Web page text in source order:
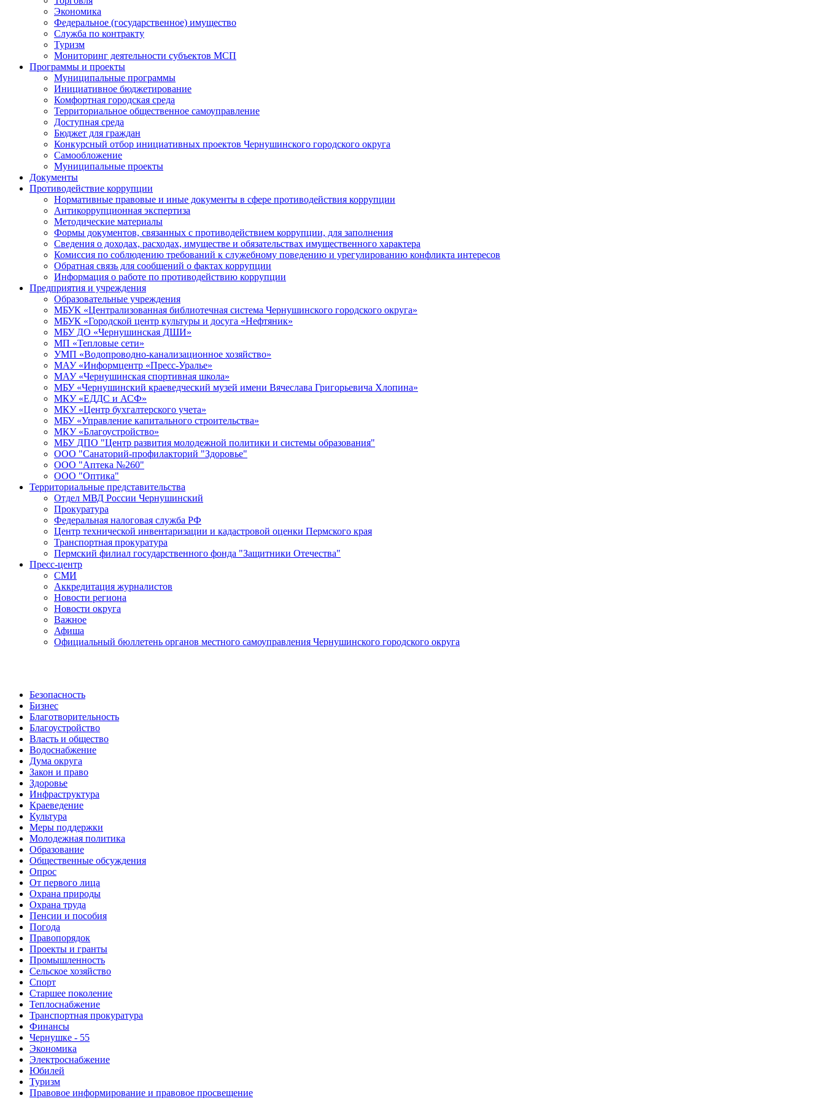
Экономика
Федеральное (государственное) имущество
Служба по контракту
Туризм
Мониторинг деятельности субъектов МСП
Программы и проекты
Муниципальные программы
Инициативное бюджетирование
Комфортная городская среда
Территориальное общественное самоуправление
Доступная среда
Бюджет для граждан
Конкурсный отбор инициативных проектов Чернушинского городского округа
Самообложение
Муниципальные проекты
Документы
Противодействие коррупции
Нормативные правовые и иные документы в сфере противодействия коррупции
Антикоррупционная экспертиза
Методические материалы
Формы документов, связанных с противодействием коррупции, для заполнения
Сведения о доходах, расходах, имуществе и обязательствах имущественного характера
Комиссия по соблюдению требований к служебному поведению и урегулированию конфликта интересов
Обратная связь для сообщений о фактах коррупции
Информация о работе по противодействию коррупции
Предприятия и учреждения
Образовательные учреждения
МБУК «Централизованная библиотечная система Чернушинского городского округа»
МБУК «Городской центр культуры и досуга «Нефтяник»
МБУ ДО «Чернушинская ДШИ»
МП «Тепловые сети»
УМП «Водопроводно-канализационное хозяйство»
МАУ «Информцентр «Пресс-Уралье»
МАУ «Чернушинская спортивная школа»
МБУ «Чернушинский краеведческий музей имени Вячеслава Григорьевича Хлопина»
МКУ «ЕДДС и АСФ»
МКУ «Центр бухгалтерского учета»
МБУ «Управление капитального строительства»
МКУ «Благоустройство»
МБУ ДПО "Центр развития молодежной политики и системы образования"
ООО "Санаторий-профилакторий "Здоровье"
ООО "Аптека №260"
ООО "Оптика"
Территориальные представительства
Отдел МВД России Чернушинский
Прокуратура
Федеральная налоговая служба РФ
Центр технической инвентаризации и кадастровой оценки Пермского края
Транспортная прокуратура
Пермский филиал государственного фонда "Защитники Отечества"
Пресс-центр
СМИ
Аккредитация журналистов
Новости региона
Новости округа
Важное
Афиша
Официальный бюллетень органов местного самоуправления Чернушинского городского округа
Безопасность
Бизнес
Благотворительность
Благоустройство
Власть и общество
Водоснабжение
Дума округа
Закон и право
Здоровье
Инфраструктура
Краеведение
Культура
Меры поддержки
Молодежная политика
Образование
Общественные обсуждения
Опрос
От первого лица
Охрана природы
Охрана труда
Пенсии и пособия
Погода
Правопорядок
Проекты и гранты
Промышленность
Сельское хозяйство
Спорт
Старшее поколение
Теплоснабжение
Транспортная прокуратура
Финансы
Чернушке - 55
Экономика
Электроснабжение
Юбилей
Туризм
Правовое информирование и правовое просвещение